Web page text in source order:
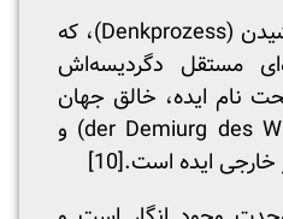
برای هگل، فرایند اندیشیدن (Denkprozess)، که
مستقل دگردیسه‌اش
نام ایده، خالق جهان
واقعی است (der Demiurg des Wirklichen) و
خارجی ایده است.[10]